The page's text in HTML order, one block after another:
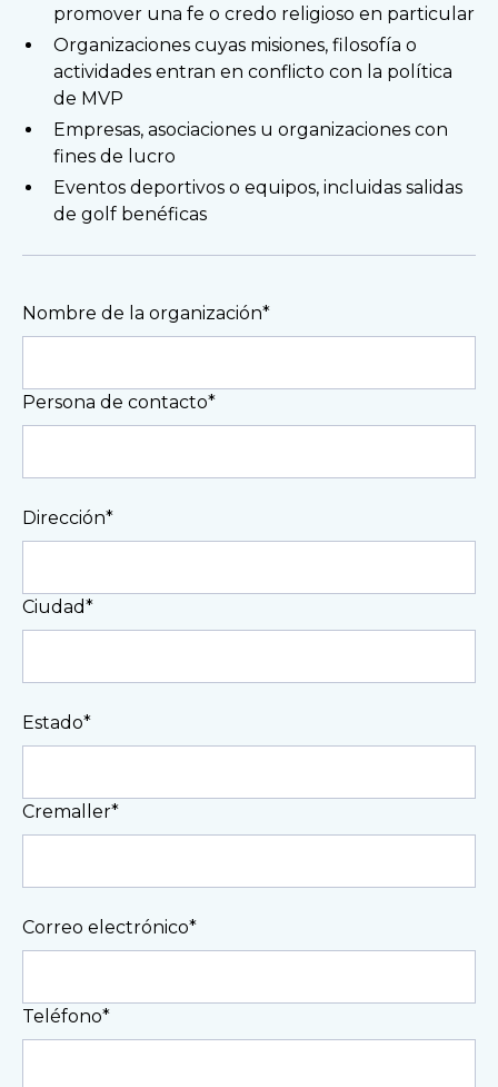
Nombre de la organización*
Persona de contacto*
Dirección*
Ciudad*
Estado*
Cremaller*
Correo electrónico*
Teléfono*
promover una fe o credo religioso en particular
Organizaciones cuyas misiones, filosofía o
actividades entran en conflicto con la política
de MVP
Empresas, asociaciones u organizaciones con
fines de lucro
Eventos deportivos o equipos, incluidas salidas
de golf benéficas